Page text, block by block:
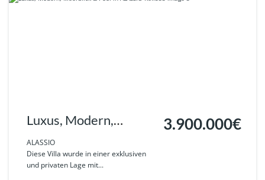
Luxus, Modern,
Meerblick & Pool in
ALASSIO Ref.555
ALASSIO
Diese Villa wurde in einer exklusiven
und privaten Lage mit...
3.900.000€